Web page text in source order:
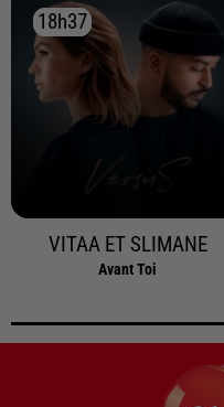
18h37
18h37
VITAA ET SLIMANE
Avant Toi